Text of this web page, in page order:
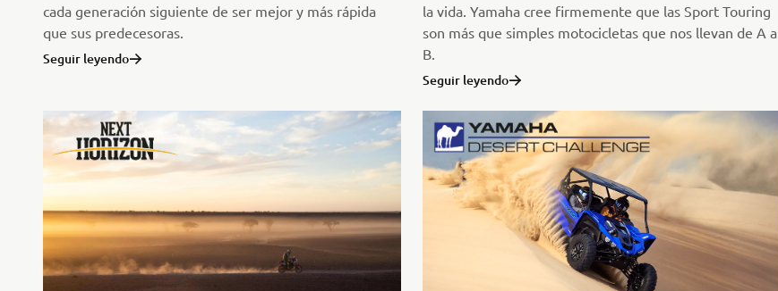
cada generación siguiente de ser mejor y más rápida
que sus predecesoras.
Seguir leyendo
la vida. Yamaha cree firmemente que las Sport Touring
son más que simples motocicletas que nos llevan de A a
B.
Seguir leyendo